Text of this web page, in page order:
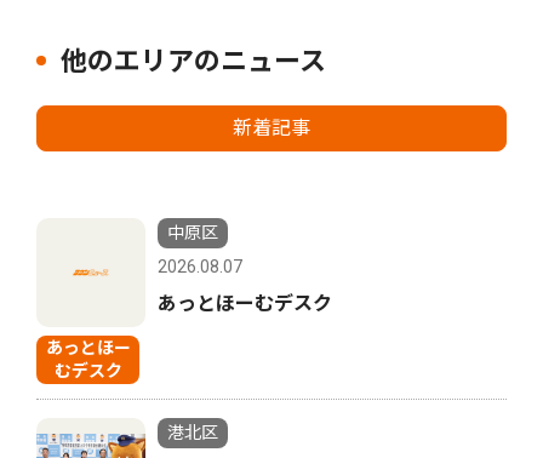
他のエリアのニュース
新着記事
あっとほー
むデスク
中原区
2026.08.07
あっとほーむデスク
港北区